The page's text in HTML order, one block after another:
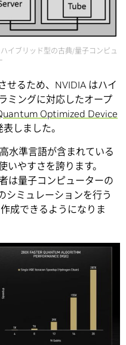
イブリッド型の古典/量子コンピュ
せるため、NVIDIA はハイ
ミングに対応したオープ
Optimized Device
しました。
水準言語が含まれている
やすさを誇ります。
は量子コンピューターの
シミュレーションを行う
成できるようになりま